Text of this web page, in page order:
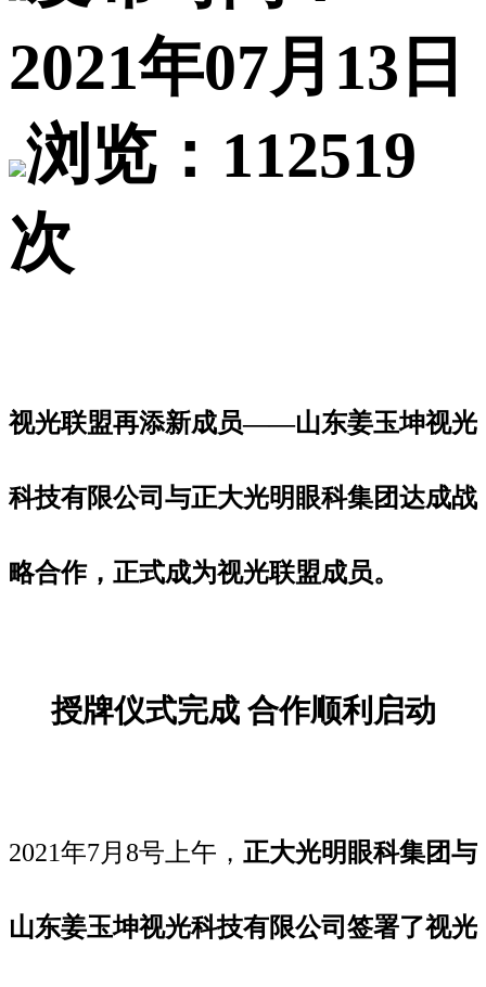
2021年07月13日
浏览：112519
次
视光联盟再添新成员——山东姜玉坤视光
科技有限公司与正大光明眼科集团达成战
略合作，正式成为视光联盟成员。
授牌仪式完成 合作顺利启动
2021年7月8号上午， 正大光明眼科集团与
山东姜玉坤视光科技有限公司签署了视光